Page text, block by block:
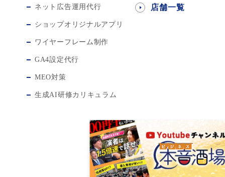
ネット広告運用代行
ショップオリジナルアプリ
ワイヤーフレーム制作
GA4設定代行
MEO対策
生成AI研修カリキュラム
店舗一覧